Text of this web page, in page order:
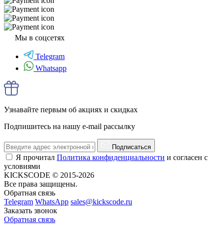
Мы в соцсетях
Telegram
Whatsapp
Узнавайте первым об акциях и скидках
Подпишитесь на нашу e-mail рассылку
Подписаться
Я прочитал Политика конфиденциальности и согласен с
условиями
KICKSCODE © 2015-2026
Все права защищены.
Обратная связь
Telegram WhatsApp sales@kickscode.ru
Заказать звонок
Обратная связь